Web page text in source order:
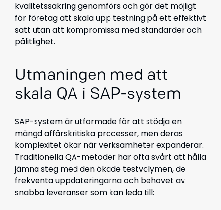
kvalitetssäkring genomförs och gör det möjligt
för företag att skala upp testning på ett effektivt
sätt utan att kompromissa med standarder och
pålitlighet.
Utmaningen med att
skala QA i SAP-system
SAP-system är utformade för att stödja en
mängd affärskritiska processer, men deras
komplexitet ökar när verksamheter expanderar.
Traditionella QA-metoder har ofta svårt att hålla
jämna steg med den ökade testvolymen, de
frekventa uppdateringarna och behovet av
snabba leveranser som kan leda till: